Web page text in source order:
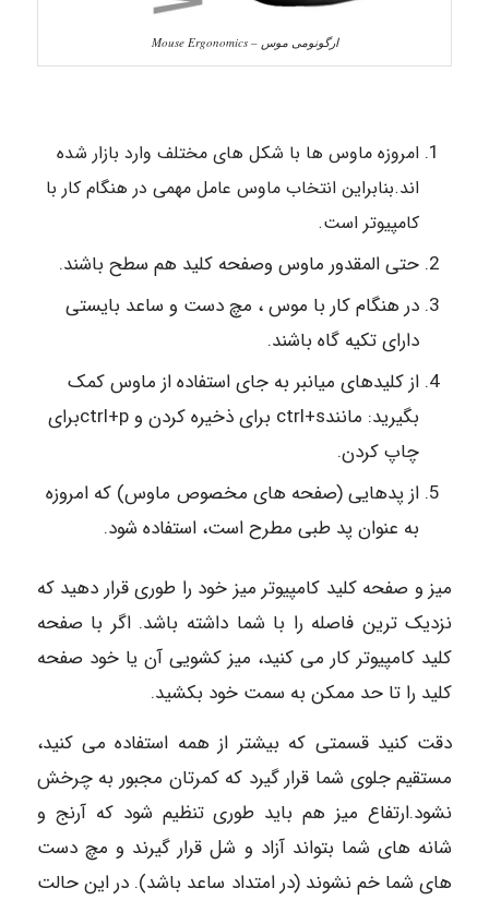
ارگونومی موس – Mouse Ergonomics
امروزه ماوس ها با شکل های مختلف وارد بازار شده
اند.بنابراین انتخاب ماوس عامل مهمی در هنگام کار با
کامپیوتر است.
حتی المقدور ماوس وصفحه کلید هم سطح باشند.
در هنگام کار با موس ، مچ دست و ساعد بایستی
دارای تکیه گاه باشند.
از کلیدهای میانبر به جای استفاده از ماوس کمک
بگیرید: مانندctrl+s برای ذخیره کردن و ctrl+pبرای
چاپ کردن.
از پدهایی (صفحه های مخصوص ماوس) که امروزه
به عنوان پد طبی مطرح است، استفاده شود.
میز و صفحه کلید کامپیوتر میز خود را طوری قرار دهید که
نزدیک ترین فاصله را با شما داشته باشد. اگر با صفحه
کلید کامپیوتر کار می کنید، میز کشویی آن یا خود صفحه
کلید را تا حد ممکن به سمت خود بکشید.
دقت کنید قسمتی که بیشتر از همه استفاده می کنید،
مستقیم جلوی شما قرار گیرد که کمرتان مجبور به چرخش
نشود.ارتفاع میز هم باید طوری تنظیم شود که آرنج و
شانه های شما بتواند آزاد و شل قرار گیرند و مچ دست
های شما خم نشوند (در امتداد ساعد باشد). در این حالت